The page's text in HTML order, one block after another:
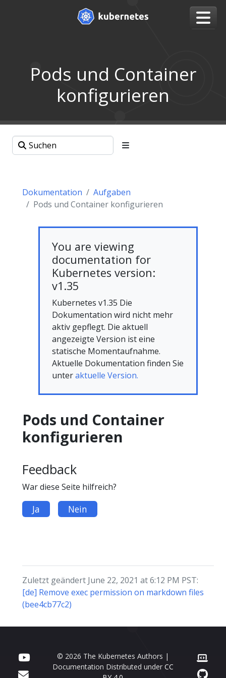
Pods und Container
konfigurieren
Dokumentation
Aufgaben
Pods und Container konfigurieren
You are viewing
documentation for
Kubernetes version:
v1.35
Kubernetes v1.35 Die
Dokumentation wird nicht mehr
aktiv gepflegt. Die aktuell
angezeigte Version ist eine
statische Momentaufnahme.
Aktuelle Dokumentation finden Sie
unteraktuelle Version.
Pods und Container
konfigurieren
Feedback
War diese Seite hilfreich?
Ja Nein
Zuletzt geändert June 22, 2021 at 6:12 PM PST:
[de] Remove exec permission on markdown files
(bee4cb77c2)
© 2026 The Kubernetes Authors |
Documentation Distributed under CC